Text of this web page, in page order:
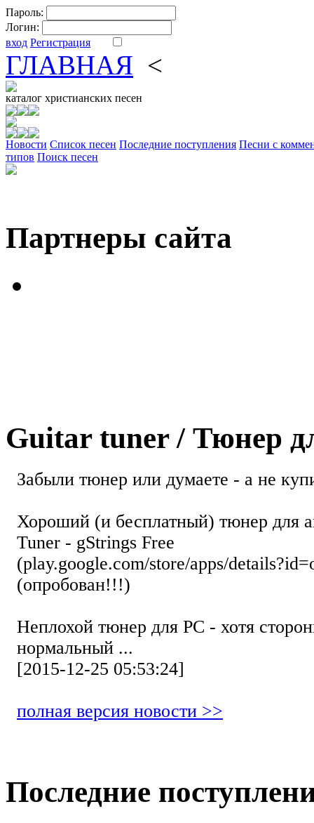
Пароль:
Логин:
вход Регистрация
ГЛАВНАЯ <
каталог христианских песен
Новости Cписок песен Последние поступления Песни с
типов Поиск песен
Партнеры сайта
Guitar tuner / Тюнер
Забыли тюнер или думаете - а не
Хороший (и бесплатный) тюнер для
Tuner - gStrings Free
(play.google.com/store/apps/
(опробован!!!)
Неплохой тюнер для РС - хотя
нормальный ...
[2015-12-25 05:53:24]
полная версия новости >>
Последние